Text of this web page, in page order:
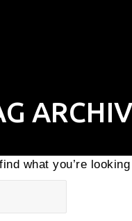
what you’re